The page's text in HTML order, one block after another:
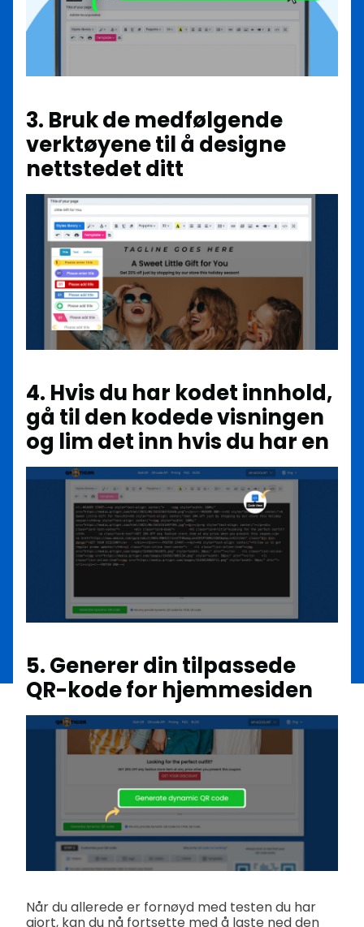
3. Bruk de medfølgende
verktøyene til å designe
nettstedet ditt
4. Hvis du har kodet innhold,
gå til den kodede visningen
og lim det inn hvis du har en
5. Generer din tilpassede
QR-kode for hjemmesiden
Når du allerede er fornøyd med testen du har
gjort, kan du nå fortsette med å laste ned den